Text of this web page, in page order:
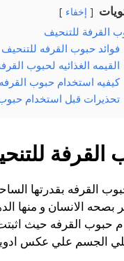
إخفاء
القرفة للتنحيف
فوائد حبوب القرفه للتنحيف
القيمه الغذائيه لحبوب
كيفيه استخدام حبوب
تحذيرات قبل استخدام
القرفة
القرفه بقدرتها
بصحه الانسان و منها
حبوب القرفه حيث
الجسم علي عكس